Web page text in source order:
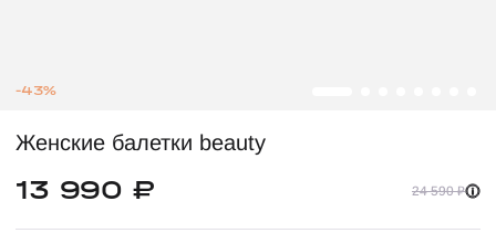
-43%
Женские балетки beauty
13 990 ₽ 24 590 ₽